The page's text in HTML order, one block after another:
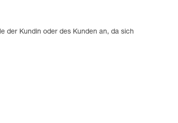
der Kundin oder des Kunden an, da sich